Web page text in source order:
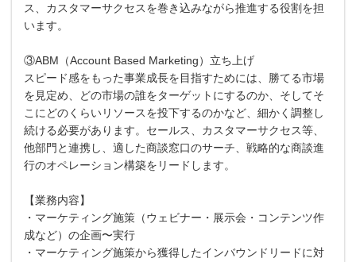
ス、カスタマーサクセスを巻き込みながら推進する役割を担
います。
③ABM（Account Based Marketing）立ち上げ
スピード感をもった事業成長を目指すためには、勝てる市場
を見定め、どの市場の誰をターゲットにするのか、そしてそ
こにどのくらいリソースを投下するのかなど、細かく調整し
続ける必要があります。セールス、カスタマーサクセス等、
他部門と連携し、適した商談窓口のサーチ、戦略的な商談進
行のオペレーション構築をリードします。
【業務内容】
・マーケティング施策（ウェビナー・展示会・コンテンツ作
成など）の企画〜実行
・マーケティング施策から獲得したインバウンドリードに対